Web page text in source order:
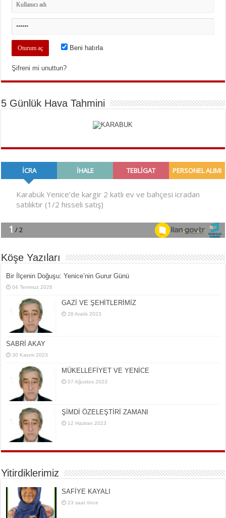
Beni hatırla
Şifreni mi unuttun?
5 Günlük Hava Tahmini
Köşe Yazıları
Bir İlçe­nin Do­ğu­şu: Ye­ni­ce’nin Gurur Günü
04 Temmuz 2026
GAZİ VE ŞEHİTLERİMİZ
28 Aralık 2023
SABRİ AKAY
30 Kasım 2023
MÜKELLEFİYET VE YENİCE
07 Ağustos 2023
ŞİMDİ ÖZELEŞTİRİ ZAMANI
12 Haziran 2023
Yitirdiklerimiz
SAFİYE KAYALI
23 saat önce